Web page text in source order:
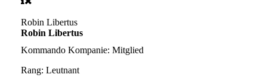
Robin Libertus
Robin Libertus
Kommando Kompanie: Mitglied
Rang: Leutnant